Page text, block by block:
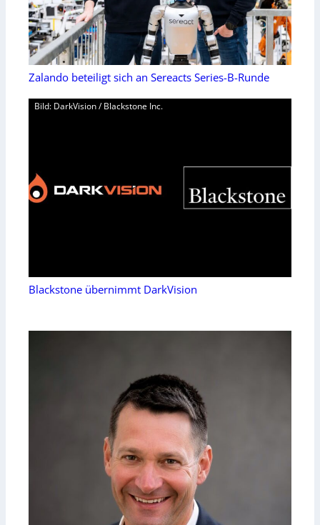
Zalando beteiligt sich an Sereacts Series-B-Runde
Bild: DarkVision / Blackstone Inc.
Blackstone übernimmt DarkVision